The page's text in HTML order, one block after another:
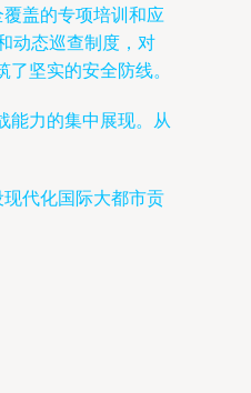
盖的专项培训和应
动态巡查制度，对
坚实的安全防线。
能力的集中展现。从
代化国际大都市贡